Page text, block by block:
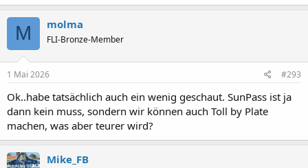
M molma
FLI-Bronze-Member
1 Mai 2026 #293
Ok..habe tatsächlich auch ein wenig geschaut. SunPass ist ja
dann kein muss, sondern wir können auch Toll by Plate
machen, was aber teurer wird?
Mike_FB